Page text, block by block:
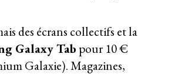
des écrans collectifs et la
Galaxy Tab pour 10 €
Galaxie). Magazines,